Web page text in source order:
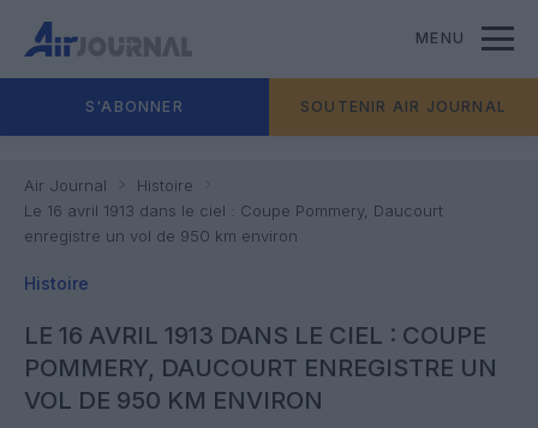
MENU
S'ABONNER SOUTENIR AIR JOURNAL
Air Journal
Histoire
Le 16 avril 1913 dans le ciel : Coupe Pommery, Daucourt
enregistre un vol de 950 km environ
Histoire
LE 16 AVRIL 1913 DANS LE CIEL : COUPE
POMMERY, DAUCOURT ENREGISTRE UN
VOL DE 950 KM ENVIRON